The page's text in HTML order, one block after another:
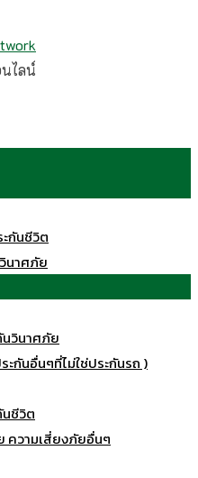
ไลน์
กันชีวิต
นาศภัย
วินาศภัย
กันอื่นๆที่ไม่ใช่ประกันรถ )
ชีวิต
ความเสี่ยงภัยอื่นๆ